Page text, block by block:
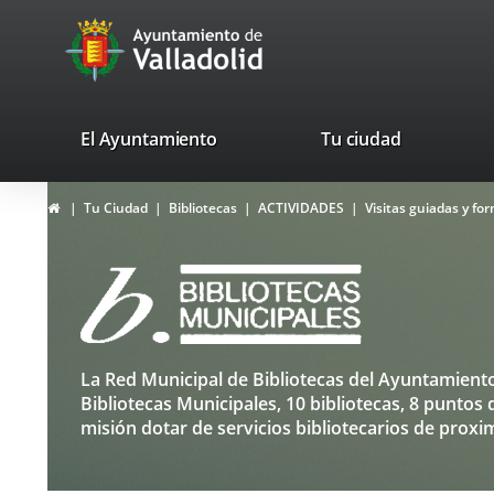
Portal
Web
Ayuntamiento
de
valladolid.es
El Ayuntamiento Tu ciudad
Bibliotecas
Top
La Red Municipal de Bibliotecas del
Bibliotecas Municipales, 10 bibliotecas, 8
misión dotar de servicios bibliotecarios de
HomeTu Ciudad Bibliotecas ACTIVIDADES Visitas guiadas y